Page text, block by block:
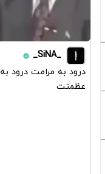
_SiNA_
درود به مرامت درود به
عظمتت